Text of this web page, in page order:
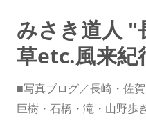
みさき道人 "
草etc.風来紀
■写真ブログ／長崎・佐
巨樹・石橋・滝・山野歩